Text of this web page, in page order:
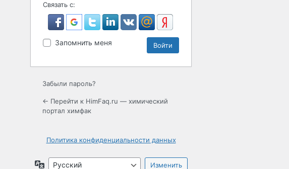
Связать с:
Запомнить меня
Забыли пароль?
← Перейти к HimFaq.ru — химический
портал химфак
Политика конфиденциальности данных
Язык